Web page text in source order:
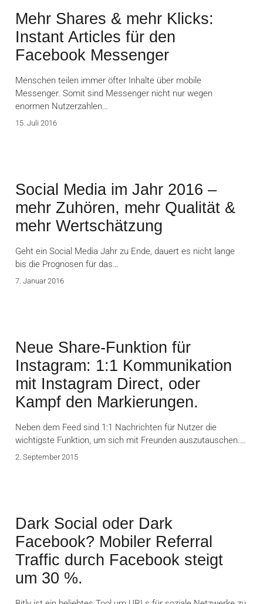
Mehr Shares & mehr Klicks:
Instant Articles für den
Facebook Messenger
Menschen teilen immer öfter Inhalte über mobile
Messenger. Somit sind Messenger nicht nur wegen
enormen Nutzerzahlen…
15. Juli 2016
Social Media im Jahr 2016 –
mehr Zuhören, mehr Qualität &
mehr Wertschätzung
Geht ein Social Media Jahr zu Ende, dauert es nicht lange
bis die Prognosen für das…
7. Januar 2016
Neue Share-Funktion für
Instagram: 1:1 Kommunikation
mit Instagram Direct, oder
Kampf den Markierungen.
Neben dem Feed sind 1:1 Nachrichten für Nutzer die
wichtigste Funktion, um sich mit Freunden auszutauschen.…
2. September 2015
Dark Social oder Dark
Facebook? Mobiler Referral
Traffic durch Facebook steigt
um 30 %.